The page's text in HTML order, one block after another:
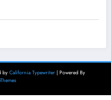
by California Typewriter| Powered By